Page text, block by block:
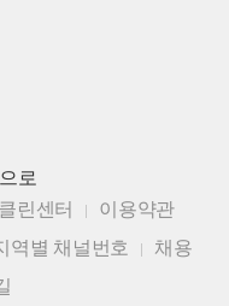
로
클린센터
이용약관
역별 채널번호
채용